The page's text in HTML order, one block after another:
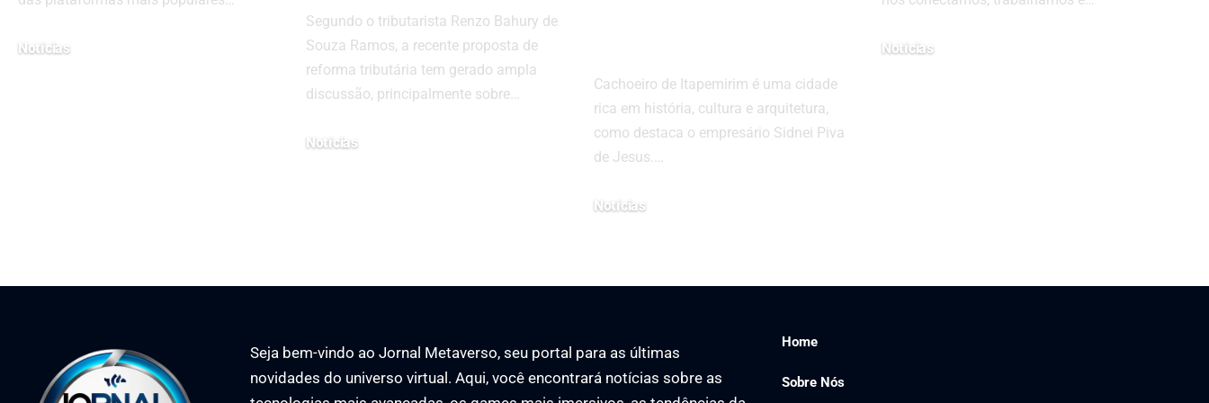
Notícias
Segundo o tributarista Renzo Bahury de
Souza Ramos, a recente proposta de
reforma tributária tem gerado ampla
discussão, principalmente sobre…
Notícias
Cachoeiro de Itapemirim é uma cidade
rica em história, cultura e arquitetura,
como destaca o empresário Sidnei Piva
de Jesus.…
Notícias
Notícias
Seja bem-vindo ao Jornal Metaverso, seu portal para as últimas
novidades do universo virtual. Aqui, você encontrará notícias sobre as
Home
Sobre Nós